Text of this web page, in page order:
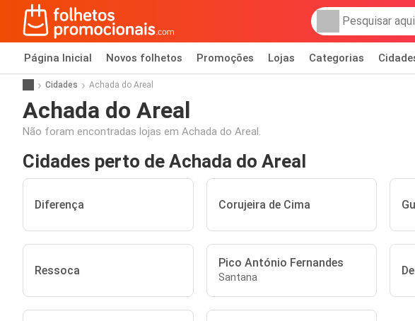
Página Inicial Novos folhetos Promoções Lojas Categorias
Cidades Achada do Areal
Achada do Areal
Não foram encontradas lojas em Achada do Areal.
Cidades perto de Achada do Areal
Diferença Corujeira de Cima
Ressoca
Pico António Fernandes
Santana